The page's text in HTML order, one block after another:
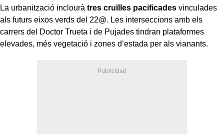
La urbanització inclourà tres cruïlles pacificades vinculades
als futurs eixos verds del 22@. Les interseccions amb els
carrers del Doctor Trueta i de Pujades tindran plataformes
elevades, més vegetació i zones d’estada per als vianants.